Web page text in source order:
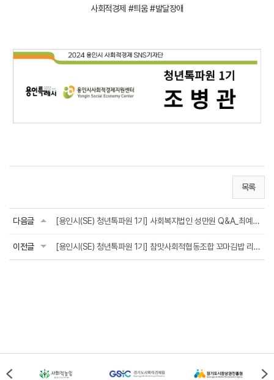
사회적경제 #틔움 #발달장애
목록
다음글 [용인시(SE) 청년톡파원 1기] 사회복지법인 성만원 Q&A_최예나 기자
이전글 [용인시(SE) 청년톡파원 1기] 참맛사회적협동조합 꼬마김밥 리뷰 _최예나 기자